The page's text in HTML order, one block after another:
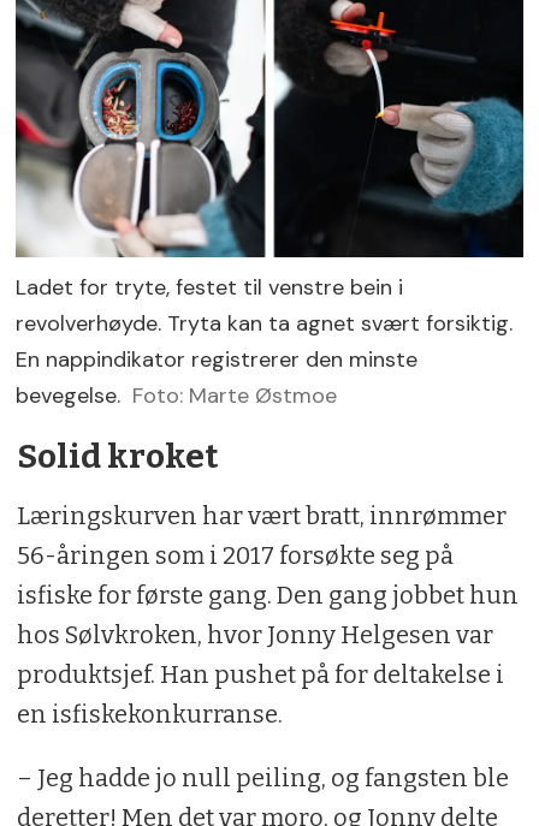
Ladet for tryte, festet til venstre bein i
revolverhøyde. Tryta kan ta agnet svært forsiktig.
En nappindikator registrerer den minste
bevegelse. Foto: Marte Østmoe
Solid kroket
Læringskurven har vært bratt, innrømmer
56-åringen som i 2017 forsøkte seg på
isfiske for første gang. Den gang jobbet hun
hos Sølvkroken, hvor Jonny Helgesen var
produktsjef. Han pushet på for deltakelse i
en isfiskekonkurranse.
– Jeg hadde jo null peiling, og fangsten ble
deretter! Men det var moro, og Jonny delte